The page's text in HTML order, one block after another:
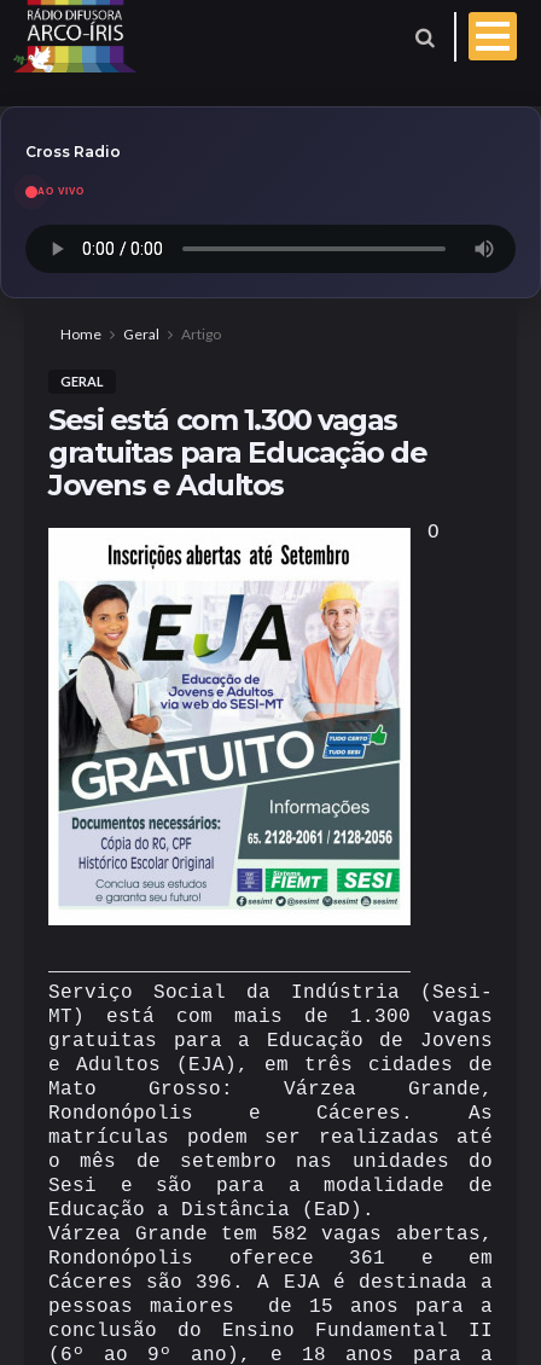
Esporte
Geral
Aniversariantes
Evangelho do dia
Cross Radio
AO VIVO
Home Geral Artigo
GERAL
Sesi está com 1.300 vagas
gratuitas para Educação de
Jovens e Adultos
O
Serviço Social da Indústria (Sesi-
MT) está com mais de 1.300 vagas
gratuitas para a Educação de Jovens
e Adultos (EJA), em três cidades de
Mato Grosso: Várzea Grande,
Rondonópolis e Cáceres. As
matrículas podem ser realizadas até
o mês de setembro nas unidades do
Sesi e são para a modalidade de
Educação a Distância (EaD).
Várzea Grande tem 582 vagas abertas,
Rondonópolis oferece 361 e em
Cáceres são 396. A EJA é destinada a
pessoas maiores de 15 anos para a
conclusão do Ensino Fundamental II
(6º ao 9º ano), e 18 anos para a